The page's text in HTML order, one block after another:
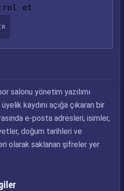
et
salonu yönetim yazılımı
kaydını açığa çıkaran bir
e-posta adresleri, isimler,
doğum tarihleri ve
olarak saklanan şifreler yer